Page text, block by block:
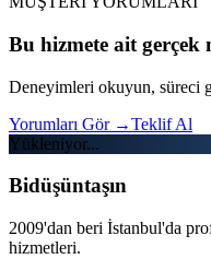
Bu hizmete ait gerçek
Deneyimleri okuyun, süreci
Yorumları Gör →Teklif Al
Yükleniyor...
Bidüşüntaşın
2009'dan beri İstanbul'da
hizmetleri.